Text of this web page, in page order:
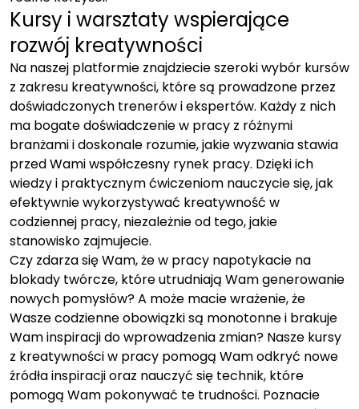
Kursy i warsztaty wspierające
rozwój kreatywności
Na naszej platformie znajdziecie szeroki wybór kursów
z zakresu kreatywności, które są prowadzone przez
doświadczonych trenerów i ekspertów. Każdy z nich
ma bogate doświadczenie w pracy z różnymi
branżami i doskonale rozumie, jakie wyzwania stawia
przed Wami współczesny rynek pracy. Dzięki ich
wiedzy i praktycznym ćwiczeniom nauczycie się, jak
efektywnie wykorzystywać kreatywność w
codziennej pracy, niezależnie od tego, jakie
stanowisko zajmujecie.
Czy zdarza się Wam, że w pracy napotykacie na
blokady twórcze, które utrudniają Wam generowanie
nowych pomysłów? A może macie wrażenie, że
Wasze codzienne obowiązki są monotonne i brakuje
Wam inspiracji do wprowadzenia zmian? Nasze kursy
z kreatywności w pracy pomogą Wam odkryć nowe
źródła inspiracji oraz nauczyć się technik, które
pomogą Wam pokonywać te trudności. Poznacie